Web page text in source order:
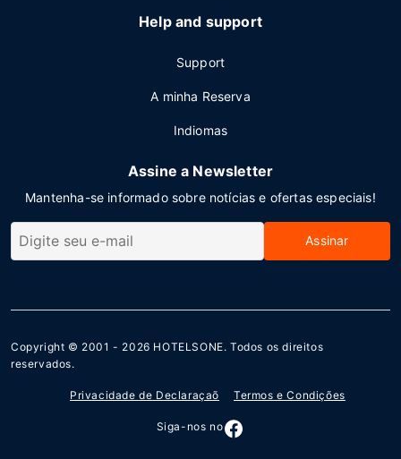
Help and support
Support
A minha Reserva
Indiomas
Assine a Newsletter
Mantenha-se informado sobre notícias e ofertas especiais!
Assinar
Copyright © 2001 - 2026 HOTELSONE. Todos os direitos
reservados.
Privacidade de Declaraçaõ Termos e Condições
Siga-nos no